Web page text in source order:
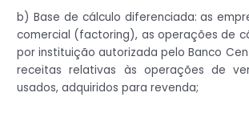
b) Base de cálculo diferenciada: as
comercial (factoring), as operações de
por instituição autorizada pelo Banco
receitas relativas às operações de
usados, adquiridos para revenda;